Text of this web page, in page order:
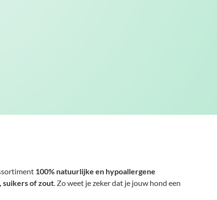
100% natuurlijke en hypoallergene
suikers of zout. Zo weet je zeker dat je jouw hond een